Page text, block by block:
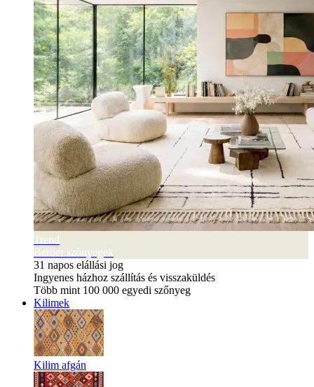
Trend
Berber szőnyegek
31 napos elállási jog
Ingyenes házhoz szállítás és visszaküldés
Több mint 100 000 egyedi szőnyeg
Kilimek
Kilim afgán